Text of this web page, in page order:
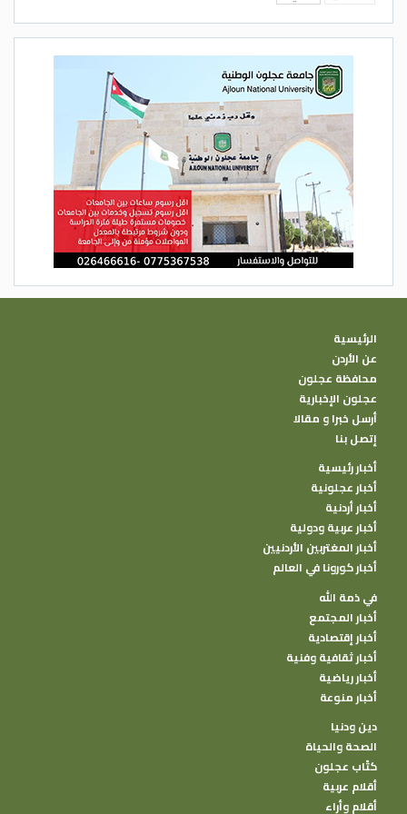
الرئيسية
عن الأردن
محافظة عجلون
عجلون الإخبارية
أرسل خبرا و مقالا
إتصل بنا
أخبار رئيسية
أخبار عجلونية
أخبار أردنية
أخبار عربية ودولية
أخبار المغتربين الأردنيين
أخبار كورونا في العالم
في ذمة الله
أخبار المجتمع
أخبار إقتصادية
أخبار ثقافية وفنية
أخبار رياضية
أخبار منوعة
دين ودنيا
الصحة والحياة
كتًاب عجلون
أقلام عربية
أقلام وأراء